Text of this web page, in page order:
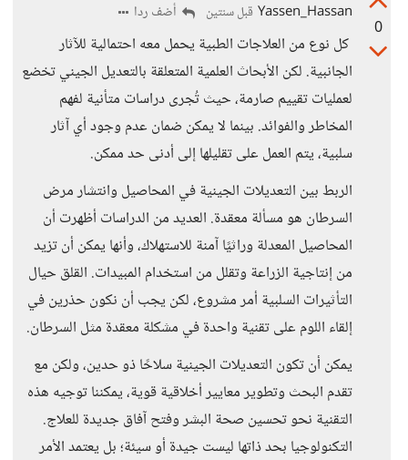
0
Yassen_Hassan قبل سنتين أضف ردا
كل نوع من العلاجات الطبية يحمل معه احتمالية للآثار
الجانبية. لكن الأبحاث العلمية المتعلقة بالتعديل الجيني تخضع
لعمليات تقييم صارمة، حيث تُجرى دراسات متأنية لفهم
المخاطر والفوائد. بينما لا يمكن ضمان عدم وجود أي آثار
سلبية، يتم العمل على تقليلها إلى أدنى حد ممكن.
الربط بين التعديلات الجينية في المحاصيل وانتشار مرض
السرطان هو مسألة معقدة. العديد من الدراسات أظهرت أن
المحاصيل المعدلة وراثيًا آمنة للاستهلاك، وأنها يمكن أن تزيد
من إنتاجية الزراعة وتقلل من استخدام المبيدات. القلق حيال
التأثيرات السلبية أمر مشروع، لكن يجب أن نكون حذرين في
إلقاء اللوم على تقنية واحدة في مشكلة معقدة مثل السرطان.
يمكن أن تكون التعديلات الجينية سلاحًا ذو حدين، ولكن مع
تقدم البحث وتطوير معايير أخلاقية قوية، يمكننا توجيه هذه
التقنية نحو تحسين صحة البشر وفتح آفاق جديدة للعلاج.
التكنولوجيا بحد ذاتها ليست جيدة أو سيئة؛ بل يعتمد الأمر